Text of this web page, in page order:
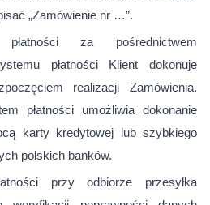
„Zamówienie nr …”.
za pośrednictwem
płatności Klient dokonuje
realizacji Zamówienia.
płatności umożliwia dokonanie
karty kredytowej lub szybkiego
polskich banków.
przy odbiorze przesyłka